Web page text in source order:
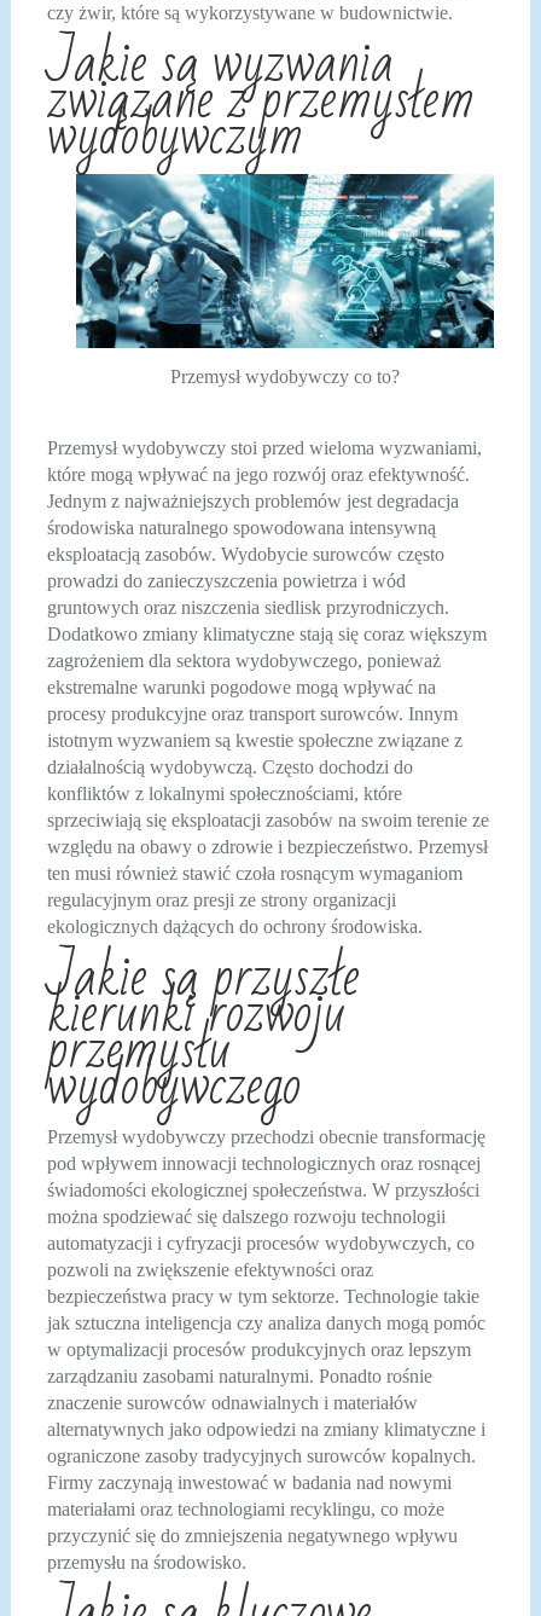
czy żwir, które są wykorzystywane w budownictwie.
Jakie są wyzwania
związane z przemysłem
wydobywczym
Przemysł wydobywczy co to?
Przemysł wydobywczy stoi przed wieloma wyzwaniami,
które mogą wpływać na jego rozwój oraz efektywność.
Jednym z najważniejszych problemów jest degradacja
środowiska naturalnego spowodowana intensywną
eksploatacją zasobów. Wydobycie surowców często
prowadzi do zanieczyszczenia powietrza i wód
gruntowych oraz niszczenia siedlisk przyrodniczych.
Dodatkowo zmiany klimatyczne stają się coraz większym
zagrożeniem dla sektora wydobywczego, ponieważ
ekstremalne warunki pogodowe mogą wpływać na
procesy produkcyjne oraz transport surowców. Innym
istotnym wyzwaniem są kwestie społeczne związane z
działalnością wydobywczą. Często dochodzi do
konfliktów z lokalnymi społecznościami, które
sprzeciwiają się eksploatacji zasobów na swoim terenie ze
względu na obawy o zdrowie i bezpieczeństwo. Przemysł
ten musi również stawić czoła rosnącym wymaganiom
regulacyjnym oraz presji ze strony organizacji
ekologicznych dążących do ochrony środowiska.
Jakie są przyszłe
kierunki rozwoju
przemysłu
wydobywczego
Przemysł wydobywczy przechodzi obecnie transformację
pod wpływem innowacji technologicznych oraz rosnącej
świadomości ekologicznej społeczeństwa. W przyszłości
można spodziewać się dalszego rozwoju technologii
automatyzacji i cyfryzacji procesów wydobywczych, co
pozwoli na zwiększenie efektywności oraz
bezpieczeństwa pracy w tym sektorze. Technologie takie
jak sztuczna inteligencja czy analiza danych mogą pomóc
w optymalizacji procesów produkcyjnych oraz lepszym
zarządzaniu zasobami naturalnymi. Ponadto rośnie
znaczenie surowców odnawialnych i materiałów
alternatywnych jako odpowiedzi na zmiany klimatyczne i
ograniczone zasoby tradycyjnych surowców kopalnych.
Firmy zaczynają inwestować w badania nad nowymi
materiałami oraz technologiami recyklingu, co może
przyczynić się do zmniejszenia negatywnego wpływu
przemysłu na środowisko.